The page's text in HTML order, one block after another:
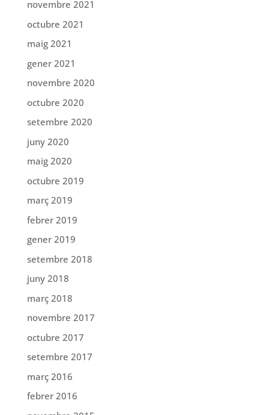
novembre 2021
octubre 2021
maig 2021
gener 2021
novembre 2020
octubre 2020
setembre 2020
juny 2020
maig 2020
octubre 2019
març 2019
febrer 2019
gener 2019
setembre 2018
juny 2018
març 2018
novembre 2017
octubre 2017
setembre 2017
març 2016
febrer 2016